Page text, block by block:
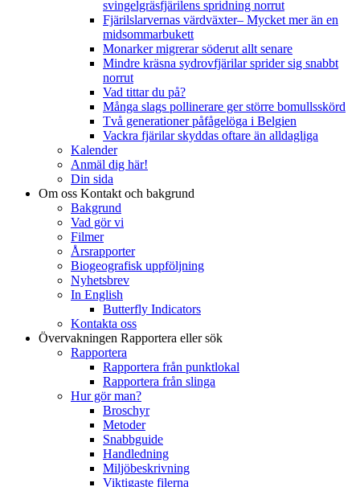
svingelgräsfjärilens spridning norrut
Fjärilslarvernas värdväxter– Mycket mer än en
midsommarbukett
Monarker migrerar söderut allt senare
Mindre kräsna sydrovfjärilar sprider sig snabbt
norrut
Vad tittar du på?
Många slags pollinerare ger större bomullsskörd
Två generationer påfågelöga i Belgien
Vackra fjärilar skyddas oftare än alldagliga
Kalender
Anmäl dig här!
Din sida
Om oss Kontakt och bakgrund
Bakgrund
Vad gör vi
Filmer
Årsrapporter
Biogeografisk uppföljning
Nyhetsbrev
In English
Butterfly Indicators
Kontakta oss
Övervakningen Rapportera eller sök
Rapportera
Rapportera från punktlokal
Rapportera från slinga
Hur gör man?
Broschyr
Metoder
Snabbguide
Handledning
Miljöbeskrivning
Viktigaste filerna